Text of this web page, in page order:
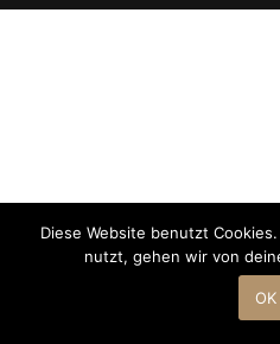
Diese Website benutzt
nutzt, gehen wir von
OK